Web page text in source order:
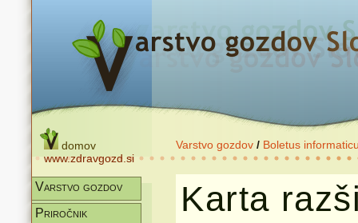
domov
www.zdravgozd.si
Varstvo gozdov / Boletus
Varstvo gozdov
Priročnik
Karta